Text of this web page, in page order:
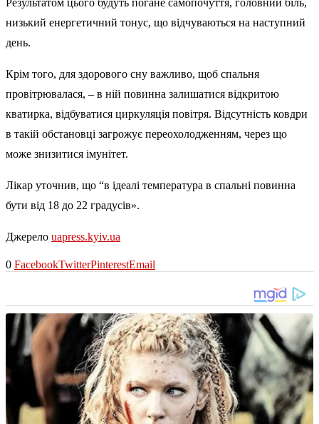
Результатом цього будуть погане самопочуття, головний біль,
низький енергетичний тонус, що відчуваються на наступний
день.
Крім того, для здорового сну важливо, щоб спальня
провітрювалася, – в ній повинна залишатися відкритою
кватирка, відбуватися циркуляція повітря. Відсутність ковдри
в такій обстановці загрожує переохолодженням, через що
може знизитися імунітет.
Лікар уточнив, що “в ідеалі температура в спальні повинна
бути від 18 до 22 градусів».
Джерело uapress.kyiv.ua
0 FacebookTwitterPinterestEmail